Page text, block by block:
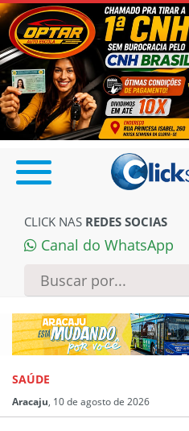
CLICK NAS REDES SOCIAS
Canal do WhatsApp
SAÚDE
Aracaju, 10 de agosto de 2026